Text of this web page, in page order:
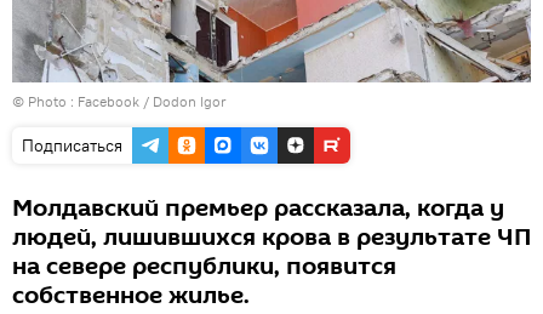
© Photo : Facebook / Dodon Igor
Подписаться
Молдавский премьер рассказала, когда у
людей, лишившихся крова в результате ЧП
на севере республики, появится
собственное жилье.